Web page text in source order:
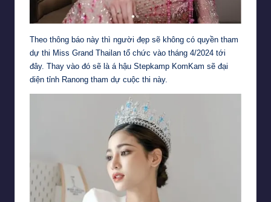
Theo thông báo này thì người đẹp sẽ không có quyền tham
dự thi Miss Grand Thailan tổ chức vào tháng 4/2024 tới
đây. Thay vào đó sẽ là á hậu Stepkamp KomKam sẽ đại
diện tỉnh Ranong tham dự cuộc thi này.